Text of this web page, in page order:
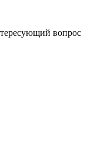
вопрос